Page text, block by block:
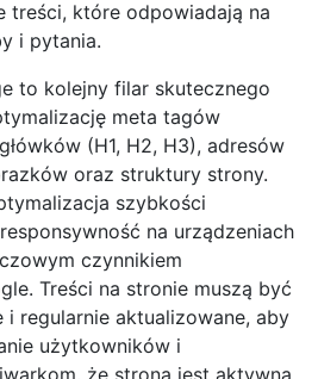
treści, które odpowiadają na
i pytania.
to kolejny filar skutecznego
meta tagów
(H1, H2, H3), adresów
oraz struktury strony.
szybkości
na urządzeniach
czynnikiem
Treści na stronie muszą być
regularnie aktualizowane, aby
użytkowników i
że strona jest aktywna